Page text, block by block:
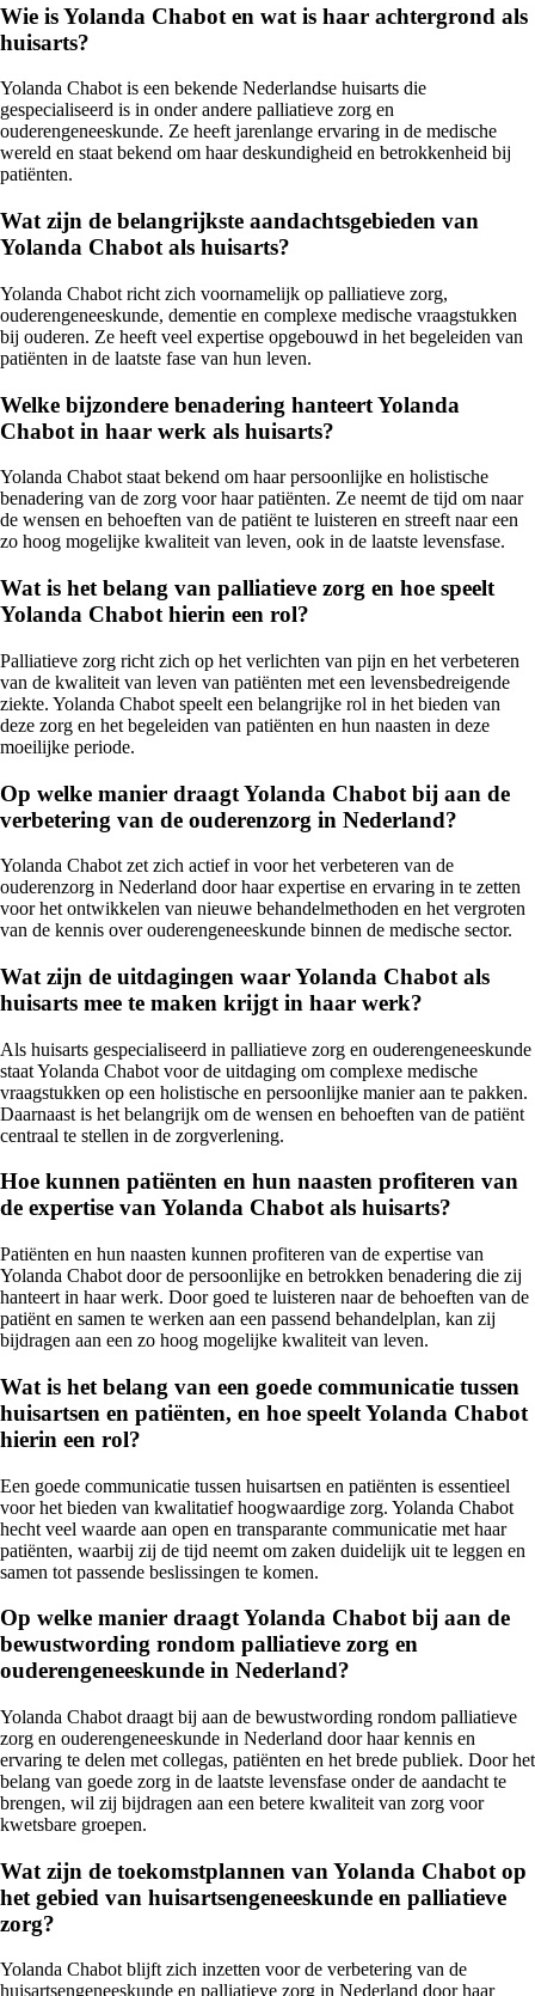
Wie is Yolanda Chabot en wat is haar achtergrond als
huisarts?
Yolanda Chabot is een bekende Nederlandse huisarts die
gespecialiseerd is in onder andere palliatieve zorg en
ouderengeneeskunde. Ze heeft jarenlange ervaring in de medische
wereld en staat bekend om haar deskundigheid en betrokkenheid bij
patiënten.
Wat zijn de belangrijkste aandachtsgebieden van
Yolanda Chabot als huisarts?
Yolanda Chabot richt zich voornamelijk op palliatieve zorg,
ouderengeneeskunde, dementie en complexe medische vraagstukken
bij ouderen. Ze heeft veel expertise opgebouwd in het begeleiden van
patiënten in de laatste fase van hun leven.
Welke bijzondere benadering hanteert Yolanda
Chabot in haar werk als huisarts?
Yolanda Chabot staat bekend om haar persoonlijke en holistische
benadering van de zorg voor haar patiënten. Ze neemt de tijd om naar
de wensen en behoeften van de patiënt te luisteren en streeft naar een
zo hoog mogelijke kwaliteit van leven, ook in de laatste levensfase.
Wat is het belang van palliatieve zorg en hoe speelt
Yolanda Chabot hierin een rol?
Palliatieve zorg richt zich op het verlichten van pijn en het verbeteren
van de kwaliteit van leven van patiënten met een levensbedreigende
ziekte. Yolanda Chabot speelt een belangrijke rol in het bieden van
deze zorg en het begeleiden van patiënten en hun naasten in deze
moeilijke periode.
Op welke manier draagt Yolanda Chabot bij aan de
verbetering van de ouderenzorg in Nederland?
Yolanda Chabot zet zich actief in voor het verbeteren van de
ouderenzorg in Nederland door haar expertise en ervaring in te zetten
voor het ontwikkelen van nieuwe behandelmethoden en het vergroten
van de kennis over ouderengeneeskunde binnen de medische sector.
Wat zijn de uitdagingen waar Yolanda Chabot als
huisarts mee te maken krijgt in haar werk?
Als huisarts gespecialiseerd in palliatieve zorg en ouderengeneeskunde
staat Yolanda Chabot voor de uitdaging om complexe medische
vraagstukken op een holistische en persoonlijke manier aan te pakken.
Daarnaast is het belangrijk om de wensen en behoeften van de patiënt
centraal te stellen in de zorgverlening.
Hoe kunnen patiënten en hun naasten profiteren van
de expertise van Yolanda Chabot als huisarts?
Patiënten en hun naasten kunnen profiteren van de expertise van
Yolanda Chabot door de persoonlijke en betrokken benadering die zij
hanteert in haar werk. Door goed te luisteren naar de behoeften van de
patiënt en samen te werken aan een passend behandelplan, kan zij
bijdragen aan een zo hoog mogelijke kwaliteit van leven.
Wat is het belang van een goede communicatie tussen
huisartsen en patiënten, en hoe speelt Yolanda Chabot
hierin een rol?
Een goede communicatie tussen huisartsen en patiënten is essentieel
voor het bieden van kwalitatief hoogwaardige zorg. Yolanda Chabot
hecht veel waarde aan open en transparante communicatie met haar
patiënten, waarbij zij de tijd neemt om zaken duidelijk uit te leggen en
samen tot passende beslissingen te komen.
Op welke manier draagt Yolanda Chabot bij aan de
bewustwording rondom palliatieve zorg en
ouderengeneeskunde in Nederland?
Yolanda Chabot draagt bij aan de bewustwording rondom palliatieve
zorg en ouderengeneeskunde in Nederland door haar kennis en
ervaring te delen met collegas, patiënten en het brede publiek. Door het
belang van goede zorg in de laatste levensfase onder de aandacht te
brengen, wil zij bijdragen aan een betere kwaliteit van zorg voor
kwetsbare groepen.
Wat zijn de toekomstplannen van Yolanda Chabot op
het gebied van huisartsengeneeskunde en palliatieve
zorg?
Yolanda Chabot blijft zich inzetten voor de verbetering van de
huisartsengeneeskunde en palliatieve zorg in Nederland door haar